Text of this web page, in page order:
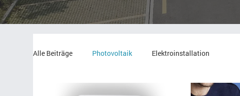
Alle Beiträge Photovoltaik Elektroinstallation